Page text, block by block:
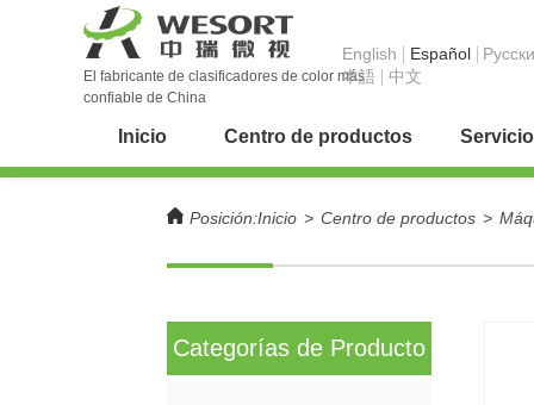
El fabricante de clasificadores de color más
confiable de China
English Español
本語
中文
Inicio Centro de productos
Posición:Inicio > Centro de productos >
Categorías de Producto